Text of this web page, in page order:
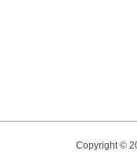
Copyright ©